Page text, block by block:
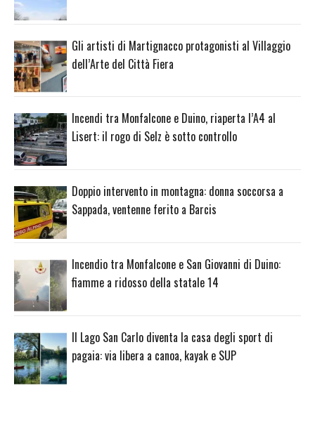
Gli artisti di Martignacco protagonisti al Villaggio
dell’Arte del Città Fiera
Incendi tra Monfalcone e Duino, riaperta l’A4 al
Lisert: il rogo di Selz è sotto controllo
Doppio intervento in montagna: donna soccorsa a
Sappada, ventenne ferito a Barcis
Incendio tra Monfalcone e San Giovanni di Duino:
fiamme a ridosso della statale 14
Il Lago San Carlo diventa la casa degli sport di
pagaia: via libera a canoa, kayak e SUP